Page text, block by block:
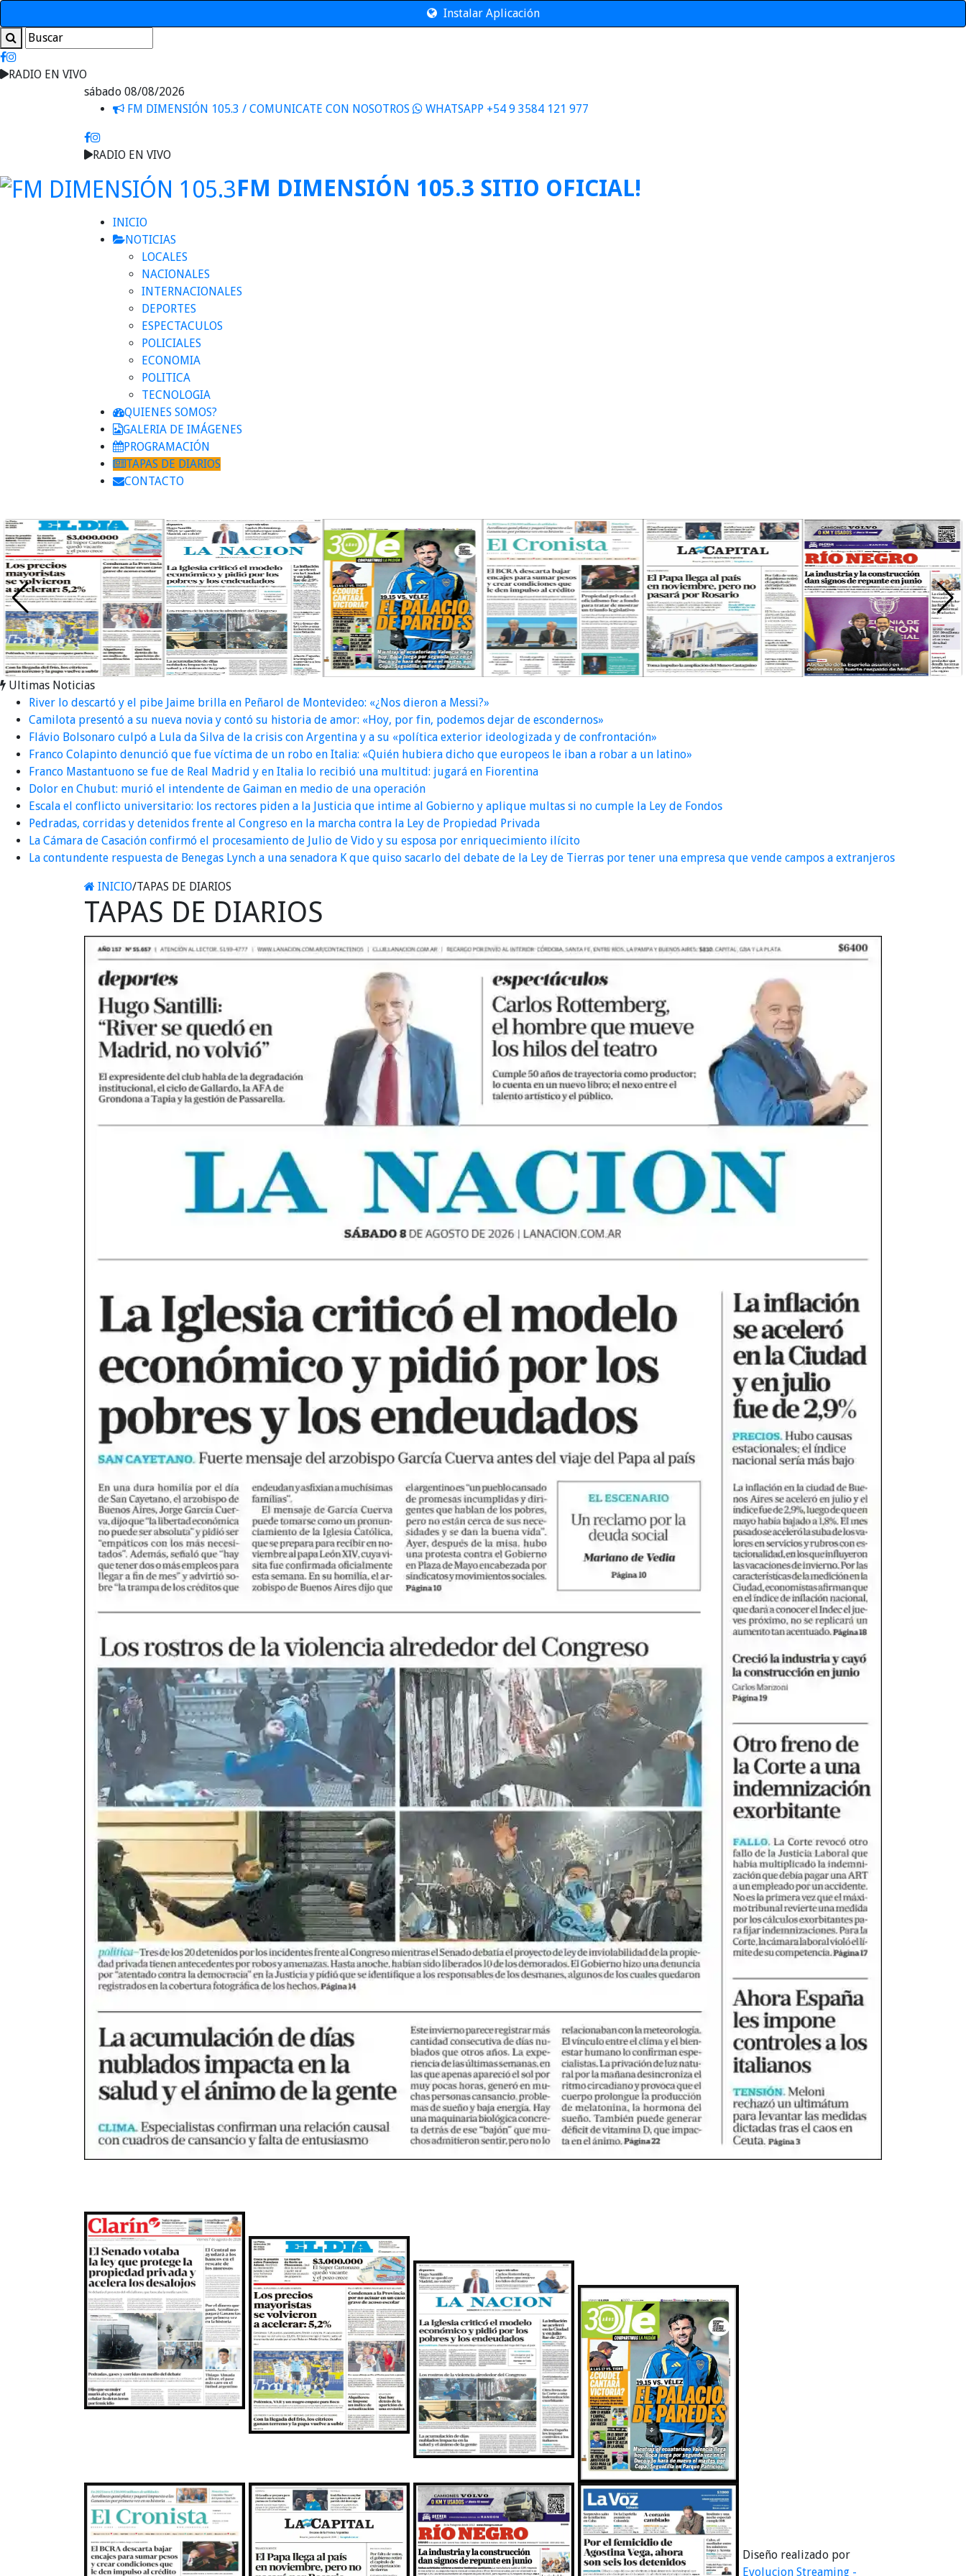
Instalar Aplicación
RADIO EN VIVO
sábado 08/08/2026
FM DIMENSIÓN 105.3 / COMUNICATE CON NOSOTROS
WHATSAPP +54 9 3584 121 977
RADIO EN VIVO
FM DIMENSIÓN 105.3 SITIO OFICIAL!
INICIO
NOTICIAS
LOCALES
NACIONALES
INTERNACIONALES
DEPORTES
ESPECTACULOS
POLICIALES
ECONOMIA
POLITICA
TECNOLOGIA
QUIENES SOMOS?
GALERIA DE IMÁGENES
PROGRAMACIÓN
TAPAS DE DIARIOS
CONTACTO
Ultimas Noticias
River lo descartó y el pibe Jaime brilla en Peñarol de Montevideo: «¿Nos dieron a Messi?»
Camilota presentó a su nueva novia y contó su historia de amor: «Hoy, por fin, podemos dejar de escondernos»
Flávio Bolsonaro culpó a Lula da Silva de la crisis con Argentina y a su «política exterior ideologizada y de confrontación»
Franco Colapinto denunció que fue víctima de un robo en Italia: «Quién hubiera dicho que europeos le iban a robar a un latino»
Franco Mastantuono se fue de Real Madrid y en Italia lo recibió una multitud: jugará en Fiorentina
Dolor en Chubut: murió el intendente de Gaiman en medio de una operación
Escala el conflicto universitario: los rectores piden a la Justicia que intime al Gobierno y aplique multas si no cumple la Ley de Fondos
Pedradas, corridas y detenidos frente al Congreso en la marcha contra la Ley de Propiedad Privada
La Cámara de Casación confirmó el procesamiento de Julio de Vido y su esposa por enriquecimiento ilícito
La contundente respuesta de Benegas Lynch a una senadora K que quiso sacarlo del debate de la Ley de Tierras por tener una empresa que vende campos a extranjeros
INICIO/TAPAS DE DIARIOS
TAPAS DE DIARIOS
Diseño realizado por
Evolucion Streaming -